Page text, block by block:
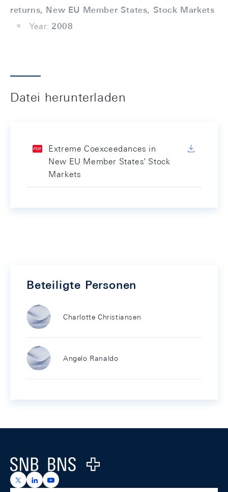
returns, New EU Member States, Stock Markets
Year: 2008
Datei herunterladen
Extreme Coexceedances in
New EU Member States' Stock
Markets
Beteiligte Personen
Charlotte Christiansen
Angelo Ranaldo
Logo
https://x.com/snb_bns
https://ch.linkedin.com/company/swiss-national-
https://www.youtube.com/@swissnationalbank